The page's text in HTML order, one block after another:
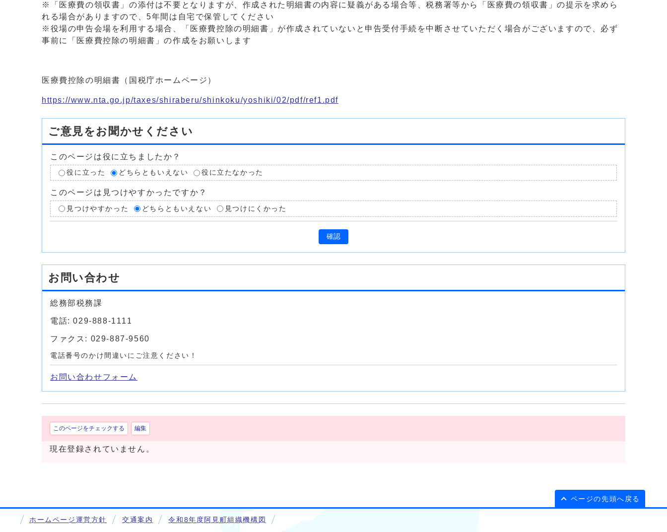
※「医療費の領収書」の添付は不要となりますが、作成された明細書の内容に疑義がある場合等、税務署等から「医療費の領収書」の提示を求めら
れる場合がありますので、5年間は自宅で保管してください
※役場の申告会場を利用する場合、「医療費控除の明細書」が作成されていないと申告受付手続を中断させていただく場合がございますので、必ず
事前に「医療費控除の明細書」の作成をお願いします
医療費控除の明細書（国税庁ホームページ）
https://www.nta.go.jp/taxes/shiraberu/shinkoku/yoshiki/02/pdf/ref1.pdf
ご意見をお聞かせください
このページは役に立ちましたか？
役に立った どちらともいえない 役に立たなかった
このページは見つけやすかったですか？
見つけやすかった どちらともいえない 見つけにくかった
確認
お問い合わせ
総務部税務課
電話: 029-888-1111
ファクス: 029-887-9560
電話番号のかけ間違いにご注意ください！
お問い合わせフォーム
このページをチェックする 編集
現在登録されていません。
ページの先頭へ戻る
ホームページ運営方針 交通案内 令和8年度阿見町組織機構図